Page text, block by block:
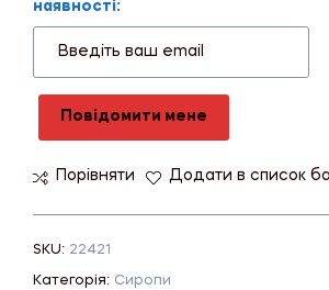
наявності:
Повідомити мене
Порівняти Додати в список
SKU: 22421
Категорія: Сиропи